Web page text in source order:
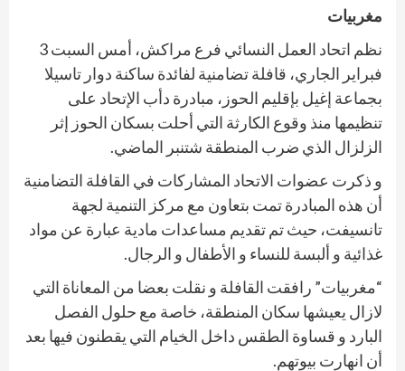
مغربيات
نظم اتحاد العمل النسائي فرع مراكش، أمس السبت 3
فبراير الجاري، قافلة تضامنية لفائدة ساكنة دوار تاسيلا
بجماعة إغيل بإقليم الحوز، مبادرة دأب الإتحاد على
تنظيمها منذ وقوع الكارثة التي أحلت بسكان الحوز إثر
الزلزال الذي ضرب المنطقة شتنبر الماضي.
و ذكرت عضوات الاتحاد المشاركات في القافلة التضامنية
أن هذه المبادرة تمت بتعاون مع مركز التنمية لجهة
تانسيفت، حيث تم تقديم مساعدات مادية عبارة عن مواد
غذائية و ألبسة للنساء و الأطفال و الرجال.
“مغربيات” رافقت القافلة و نقلت بعضا من المعاناة التي
لازال يعيشها سكان المنطقة، خاصة مع حلول الفصل
البارد و قساوة الطقس داخل الخيام التي يقطنون فيها بعد
أن انهارت بيوتهم.